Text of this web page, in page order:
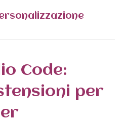
Code:
per